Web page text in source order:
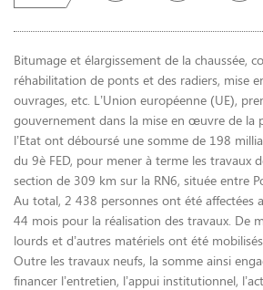
Bitumage et élargissement de la chaussée,
réhabilitation de ponts et des radiers, mise
ouvrages, etc. L’Union européenne (UE),
gouvernement dans la mise en œuvre de la
l’Etat ont déboursé une somme de 198
du 9è FED, pour mener à terme les travaux
section de 309 km sur la RN6, située entre
Au total, 2 438 personnes ont été affectées
44 mois pour la réalisation des travaux. De
lourds et d’autres matériels ont été mobilisés.
Outre les travaux neufs, la somme ainsi
financer l’entretien, l’appui institutionnel,